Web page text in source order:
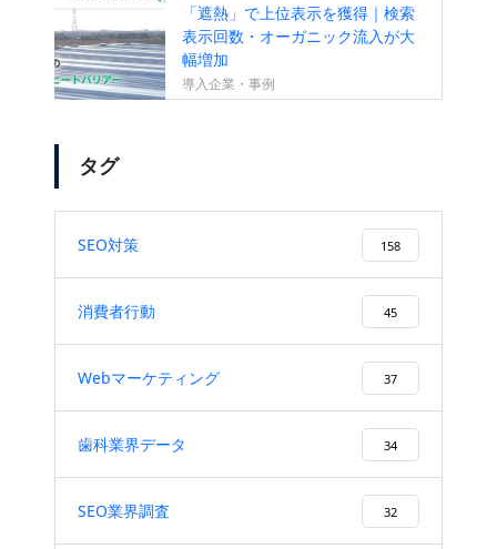
「遮熱」で上位表示を獲得｜検索
表示回数・オーガニック流入が大
幅増加
導入企業・事例
タグ
SEO対策 158
消費者行動 45
Webマーケティング 37
歯科業界データ 34
SEO業界調査 32